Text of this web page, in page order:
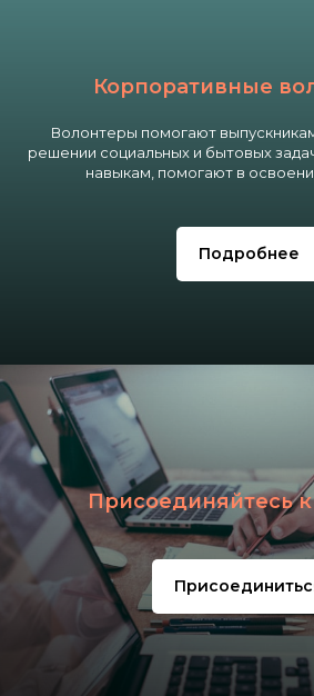
Корпоративные
Волонтеры помогают
решении социальных и бытовых
навыкам, помогают в
Подробнее
Присоединяйтесь